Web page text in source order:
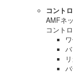
コント
AMFネ
コント